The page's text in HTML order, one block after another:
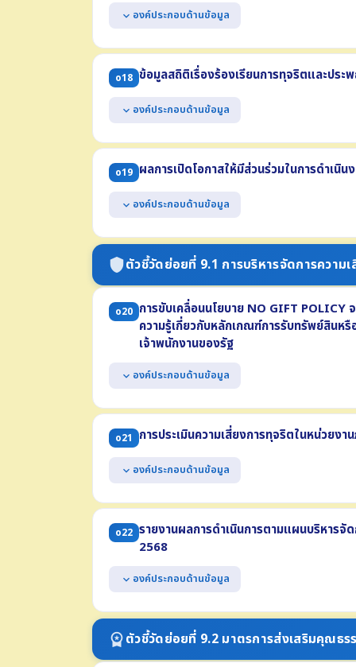
(3) ขั้นตอนหรือวิธีการจัดการ (4) ส่วนงานที่รับผิดชอบ
expand_more องค์ประกอบด้านข้อมูล
แสดงช่องทางออนไลน์ของหน่วยงานที่บุคคลภายนอก
ประพฤติมิชอบ โดยต้องแยกต่างหากจากช่องทางการ
มีการปกปิดข้อมูลของผู้แจ้งเบาะแส
สามารถเข้าถึงหรือเชื่อมโยงได้จากหน้าแรกของเว็บไ
o18 ข้อมูลสถิติเรื่องร้องเรียนการทุจริตและปร
expand_more องค์ประกอบด้านข้อมูล
แสดงข้อมูลสถิติเรื่องร้องเรียนการทุจริตและประพ
(1) จำนวนเรื่องร้องเรียนทั้งหมด (2) จำนวนเรื่องที่ดำเนิ
(3) จำนวนเรื่องที่อยู่ระหว่างดำเนินการ
o19 ผลการเปิดโอกาสให้มีส่วนร่วมในการดำเนิ
expand_more องค์ประกอบด้านข้อมูล
แสดงผลการเปิดโอกาสให้ผู้มีส่วนได้ส่วนเสียภายนอก
หน่วยงาน ปี พ.ศ. 2569 ที่เกี่ยวข้องกับ
- การมีส่วนร่วมในการกำหนดนโยบาย - การร่วมวางแผ
- การร่วมแลกเปลี่ยนความคิดเห็น - การร่วมติดตามประ
shieldตัวชี้วัดย่อยที่ 9.1 การบริหารจัดการความ
o20 การขับเคลื่อนนโยบาย NO GIFT POLICY
ความรู้เกี่ยวกับหลักเกณฑ์การรับทรัพย์สินห
เจ้าพนักงานของรัฐ
expand_more องค์ประกอบด้านข้อมูล
แสดงหนังสือประกาศเจตนารมณ์ No Gift Policy จ
แสดงการดำเนินกิจกรรมที่แสดงให้เห็นว่าหน่วยงาน
ปี พ.ศ. 2569
แสดงการเสริมสร้างความรู้ให้แก่เจ้าหน้าที่เกี่ยวกับ
o21 การประเมินความเสี่ยงการทุจริตในหน่วยง
expand_more องค์ประกอบด้านข้อมูล
แสดงผลการประเมินความเสี่ยงการทุจริต ประจำปี
(1) เหตุการณ์ความเสี่ยงและระดับของความเสี่ยง (2) มา
ต้องครอบคลุมถึงความเสี่ยงการทุจริตที่เกี่ยวข้องกับ
o22 รายงานผลการดำเนินการตามแผนบริหารจั
2568
expand_more องค์ประกอบด้านข้อมูล
แสดงผลการดำเนินการตามแผนบริหารจัดการความ
ประกอบด้วย
(1) เหตุการณ์ความเสี่ยงและระดับของความเสี่ยง
workspace_premiumตัวชี้วัดย่อยที่ 9.2 มาตรการส่งเสริมคุณธร